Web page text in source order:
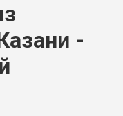
-